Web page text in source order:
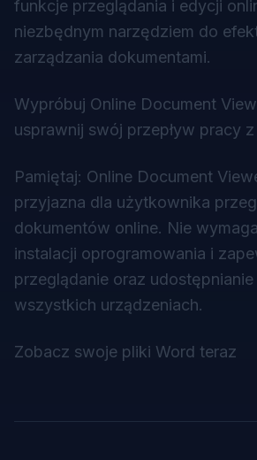
funkcje przeglądania i edycji
niezbędnym narzędziem do
zarządzania dokumentami.
Wypróbuj Online Document
usprawnij swój przepływ pracy
Pamiętaj: Online Document
przyjazna dla użytkownika
dokumentów online. Nie
instalacji oprogramowania i
przeglądanie oraz
wszystkich urządzeniach.
Zobacz swoje pliki Word teraz